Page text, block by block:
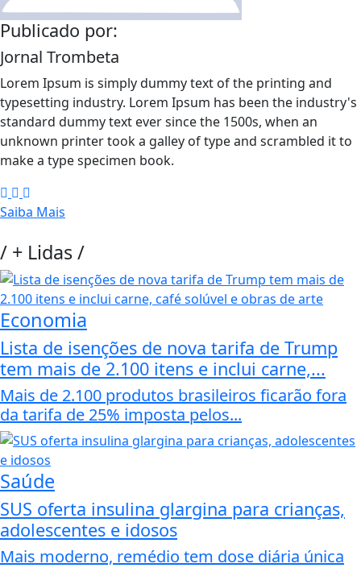
Publicado por:
Jornal Trombeta
Lorem Ipsum is simply dummy text of the printing and
typesetting industry. Lorem Ipsum has been the industry's
standard dummy text ever since the 1500s, when an
unknown printer took a galley of type and scrambled it to
make a type specimen book.
Saiba Mais
/ + Lidas/
Economia
Lista de isenções de nova tarifa de Trump
tem mais de 2.100 itens e inclui carne,...
Mais de 2.100 produtos brasileiros ficarão fora
da tarifa de 25% imposta pelos...
Saúde
SUS oferta insulina glargina para crianças,
adolescentes e idosos
Mais moderno, remédio tem dose diária única